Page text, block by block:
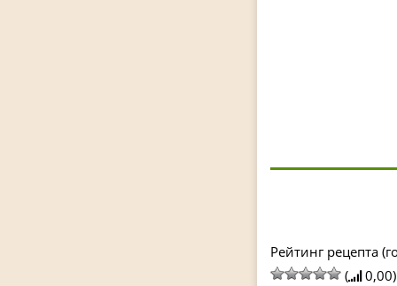
Рейтинг рецепта
(
0,00)